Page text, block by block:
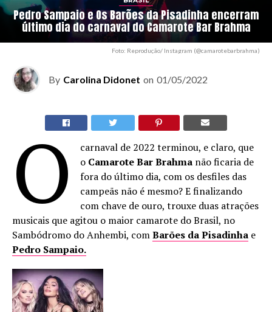
Pedro Sampaio e Os Barões da Pisadinha encerram
último dia do carnaval do Camarote Bar Brahma
Foto: Reprodução/ Instagram (@camarotebarbrahma)
By Carolina Didonet on 01/05/2022
O
carnaval de 2022 terminou, e claro, que
o Camarote Bar Brahma não ficaria de
fora do último dia, com os desfiles das
campeãs não é mesmo? E finalizando
com chave de ouro, trouxe duas atrações
musicais que agitou o maior camarote do Brasil, no
Sambódromo do Anhembi, comBarões da Pisadinha e
Pedro Sampaio.